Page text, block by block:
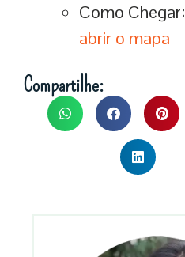
Como Chegar:
abrir o mapa
Compartilhe: